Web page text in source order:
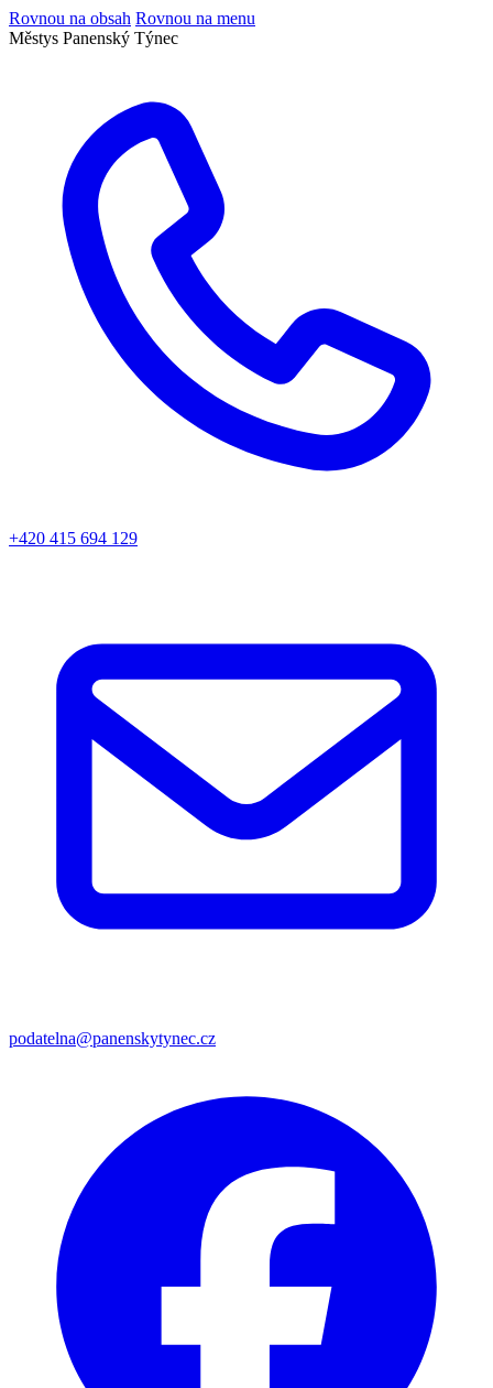
Rovnou na obsah Rovnou na menu
Městys Panenský Týnec
+420 415 694 129
podatelna@panenskytynec.cz